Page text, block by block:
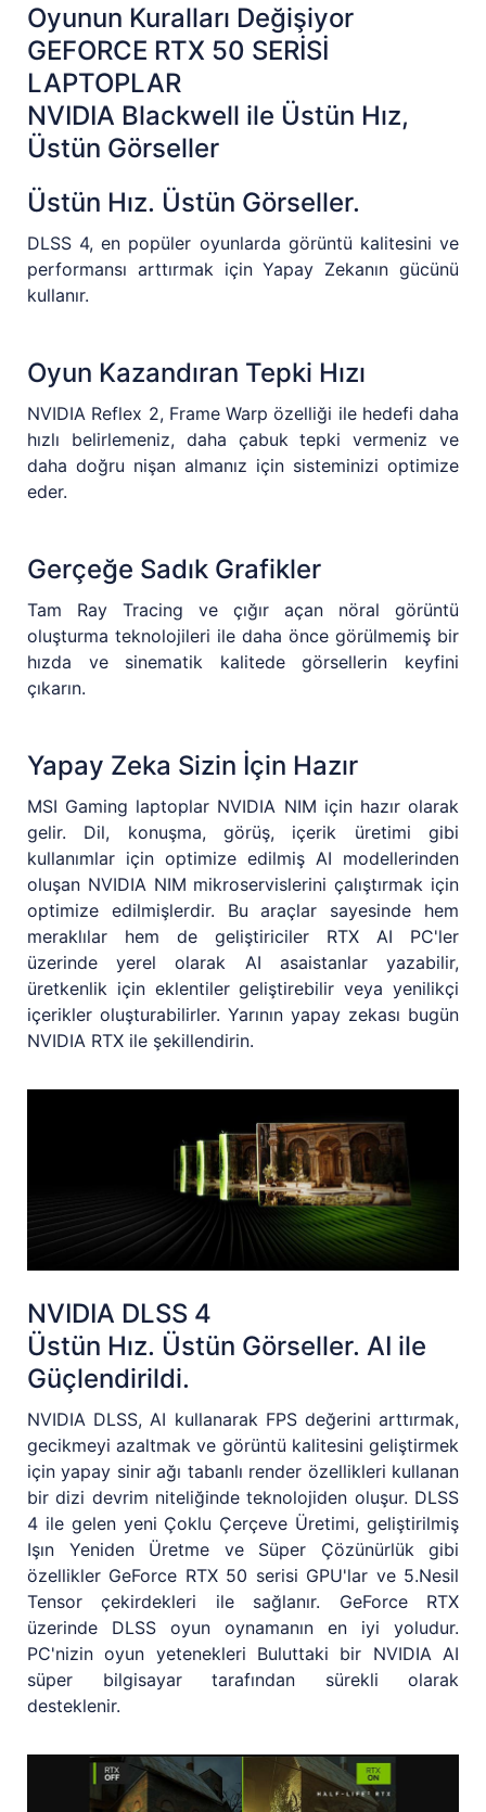
Oyunun Kuralları Değişiyor
GEFORCE RTX 50 SERİSİ
LAPTOPLAR
NVIDIA Blackwell ile Üstün Hız,
Üstün Görseller
Üstün Hız. Üstün Görseller.
DLSS 4, en popüler oyunlarda görüntü kalitesini ve
performansı arttırmak için Yapay Zekanın gücünü
kullanır.
Oyun Kazandıran Tepki Hızı
NVIDIA Reflex 2, Frame Warp özelliği ile hedefi daha
hızlı belirlemeniz, daha çabuk tepki vermeniz ve
daha doğru nişan almanız için sisteminizi optimize
eder.
Gerçeğe Sadık Grafikler
Tam Ray Tracing ve çığır açan nöral görüntü
oluşturma teknolojileri ile daha önce görülmemiş bir
hızda ve sinematik kalitede görsellerin keyfini
çıkarın.
Yapay Zeka Sizin İçin Hazır
MSI Gaming laptoplar NVIDIA NIM için hazır olarak
gelir. Dil, konuşma, görüş, içerik üretimi gibi
kullanımlar için optimize edilmiş AI modellerinden
oluşan NVIDIA NIM mikroservislerini çalıştırmak için
optimize edilmişlerdir. Bu araçlar sayesinde hem
meraklılar hem de geliştiriciler RTX AI PC'ler
üzerinde yerel olarak AI asaistanlar yazabilir,
üretkenlik için eklentiler geliştirebilir veya yenilikçi
içerikler oluşturabilirler. Yarının yapay zekası bugün
NVIDIA RTX ile şekillendirin.
NVIDIA DLSS 4
Üstün Hız. Üstün Görseller. AI ile
Güçlendirildi.
NVIDIA DLSS, AI kullanarak FPS değerini arttırmak,
gecikmeyi azaltmak ve görüntü kalitesini geliştirmek
için yapay sinir ağı tabanlı render özellikleri kullanan
bir dizi devrim niteliğinde teknolojiden oluşur. DLSS
4 ile gelen yeni Çoklu Çerçeve Üretimi, geliştirilmiş
Işın Yeniden Üretme ve Süper Çözünürlük gibi
özellikler GeForce RTX 50 serisi GPU'lar ve 5.Nesil
Tensor çekirdekleri ile sağlanır. GeForce RTX
üzerinde DLSS oyun oynamanın en iyi yoludur.
PC'nizin oyun yetenekleri Buluttaki bir NVIDIA AI
süper bilgisayar tarafından sürekli olarak
desteklenir.